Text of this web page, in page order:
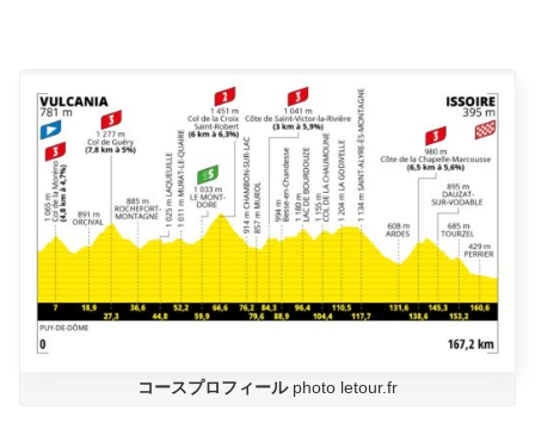
コースプロフィールphoto letour.fr